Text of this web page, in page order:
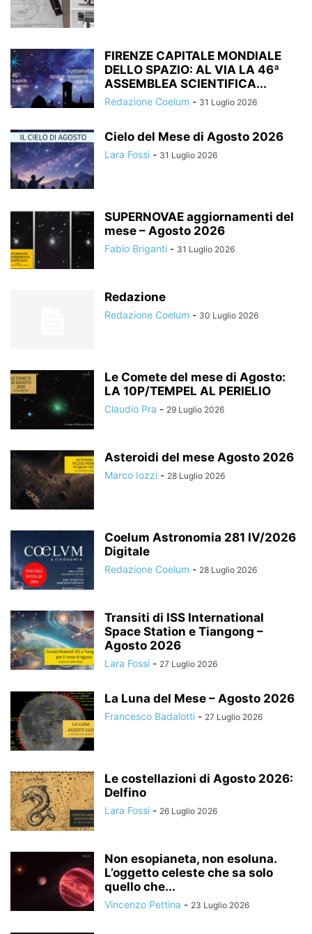
FIRENZE CAPITALE MONDIALE
DELLO SPAZIO: AL VIA LA 46ª
ASSEMBLEA SCIENTIFICA...
Redazione Coelum - 31 Luglio 2026
Cielo del Mese di Agosto 2026
Lara Fossi - 31 Luglio 2026
SUPERNOVAE aggiornamenti del
mese – Agosto 2026
Fabio Briganti - 31 Luglio 2026
Redazione
Redazione Coelum - 30 Luglio 2026
Le Comete del mese di Agosto:
LA 10P/TEMPEL AL PERIELIO
Claudio Pra - 29 Luglio 2026
Asteroidi del mese Agosto 2026
Marco Iozzi - 28 Luglio 2026
Coelum Astronomia 281 IV/2026
Digitale
Redazione Coelum - 28 Luglio 2026
Transiti di ISS International
Space Station e Tiangong –
Agosto 2026
Lara Fossi - 27 Luglio 2026
La Luna del Mese – Agosto 2026
Francesco Badalotti - 27 Luglio 2026
Le costellazioni di Agosto 2026:
Delfino
Lara Fossi - 26 Luglio 2026
Non esopianeta, non esoluna.
L’oggetto celeste che sa solo
quello che...
Vincenzo Pettina - 23 Luglio 2026